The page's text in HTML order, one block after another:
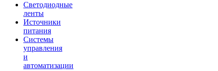
Светодиодные
ленты
Источники
питания
Системы
управления
и
автоматизации